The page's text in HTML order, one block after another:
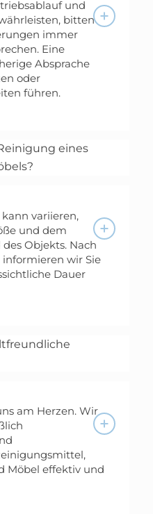
und
bitten
immer
Eine
Absprache
oder
führen.
eines
variieren,
und dem
Objekts. Nach
wir Sie
Dauer
am Herzen. Wir
Möbel effektiv und